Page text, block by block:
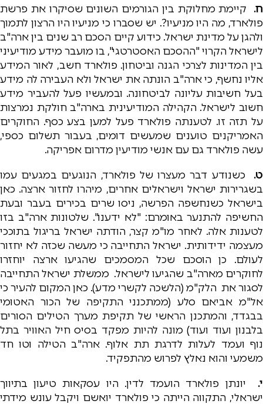
ח. קיימת מחלוקת בין הגורמים השונים שסיקרו את פרשת
פולארד, מה היו מניעיו?. יש שסברו כי מניעיו היו הרצון לתמוך
ולהגן על מדינת ישראל. כידוע קיים הסכם רב שנים בין ארה"ב
לישראל הקרוי "ההסכם האסטרטגי", בו מועבר מידע מודיעיני
בין המדינות לצרכי הגנה וביטחון. פולארד חשב, לאור המידע
אליו נחשף, כי ארה"ב הונתה את ישראל ולא העבירה לה מידע
בעל חשיבות עליונה לביטחונה. ובמעשיו פעל להעביר מידע
חשוב לישראל. הקהילה המודיעינית בארה"ב חולקת נמרצות
על תזה זו. לטענתה פולארד פעל למען בצע כסף. החוקרים
האמריקנים טוענים שמעשים דומים, בעבור תשלום כספי,
עשה פולארד גם עם אנשי מודיעין מדרום אפריקה.
ט. כשנודע דבר מעצרו של פולארד, הנוגעים במגעים עמו
בשגרירות ישראל וישראלים אחרים, מיהרו לחזור ארצה. כאן
בישראל כשנחשפה הפרשה, ניסו שרים בכירים בעבר ובעת
החשיפה להתנער באומרם: "לא ידענו". שלטונות ארה"ב בזו
לטענות אלה. לאחר מו"מ קצר, הודתה ישראל בריגול בתוככי
מעצמה ידידותית. ישראל התחייבה כי מעשה שכזה לא יחזור
לעולם. כן הוסכם שכל המסמכים שהגיעו ארצה יוחזרו
לחוקרים מארה"ב שהגיעו לישראל. ממשלת ישראל התחייבה
לסגור את הלק"מ (הלשכה לקשרי מדע). כאן המקום להעיר כי
אל"מ אביאם סלע (ממתכנני התקיפה של הכור האטומי
בבגדד, והמתכנן הראשי של תקיפת מערך הטילים הסורים
בלבנון ועוד ועוד) מונה להיות מפקד בסיס חיל האוויר בתל
נוף ועמד לעלות לדרגת תת אלוף. ארה"ב הטילה וטו חד
משמעי והוא נאלץ לפרוש מהתפקיד.
י. יונתן פולארד הועמד לדין. היו עסקאות טיעון בתיווך
ישראלי, התקווה הייתה כי פולארד יואשם ויקבל עונש מידתי